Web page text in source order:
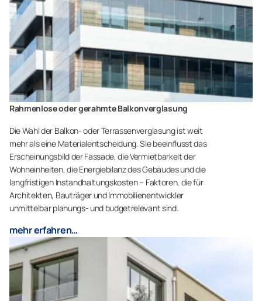
Rahmenlose oder gerahmte Balkonverglasung
Die Wahl der Balkon- oder Terrassenverglasung ist weit
mehr als eine Materialentscheidung. Sie beeinflusst das
Erscheinungsbild der Fassade, die Vermietbarkeit der
Wohneinheiten, die Energiebilanz des Gebäudes und die
langfristigen Instandhaltungskosten – Faktoren, die für
Architekten, Bauträger und Immobilienentwickler
unmittelbar planungs- und budgetrelevant sind.
mehr erfahren…